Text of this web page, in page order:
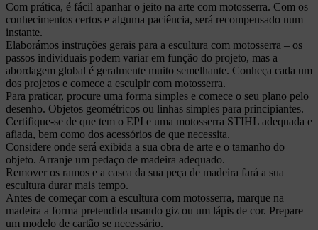
Com prática, é fácil apanhar o jeito na arte com motosserra. Com os
conhecimentos certos e alguma paciência, será recompensado num
instante.
Elaborámos instruções gerais para a escultura com motosserra – os
passos individuais podem variar em função do projeto, mas a
abordagem global é geralmente muito semelhante. Conheça cada um
dos projetos e comece a esculpir com motosserra.
Para praticar, procure uma forma simples e comece o seu plano pelo
desenho. Objetos geométricos ou linhas simples para principiantes.
Certifique-se de que tem o EPI e uma motosserra STIHL adequada e
afiada, bem como dos acessórios de que necessita.
Considere onde será exibida a sua obra de arte e o tamanho do
objeto. Arranje um pedaço de madeira adequado.
Remover os ramos e a casca da sua peça de madeira fará a sua
escultura durar mais tempo.
Antes de começar com a escultura com motosserra, marque na
madeira a forma pretendida usando giz ou um lápis de cor. Prepare
um modelo de cartão se necessário.